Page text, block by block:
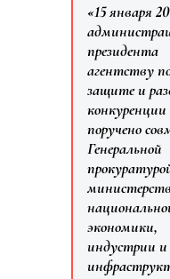
«15 января
президента
агентству
защите и
поручено
Генеральной
экономики,
индустрии и